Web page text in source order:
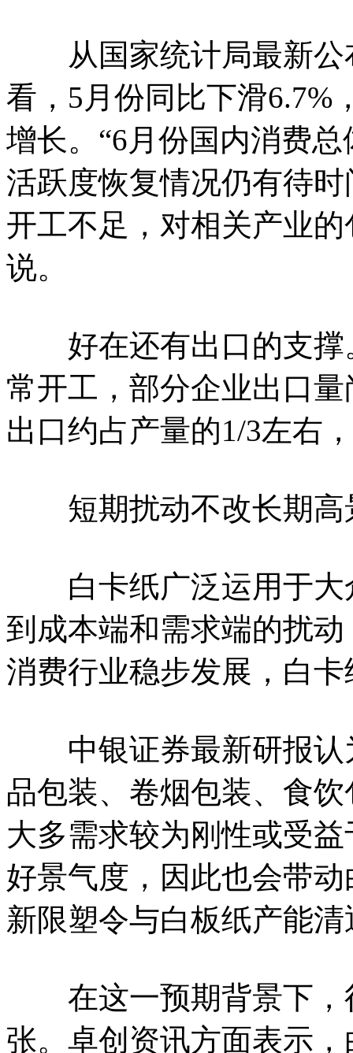
从国家统计局最新公
看，5月份同比下滑6.7%
增长。“6月份国内消费
活跃度恢复情况仍有待
开工不足，对相关产业
说。
好在还有出口的支撑
常开工，部分企业出口
出口约占产量的1/3左右
短期扰动不改长期高
白卡纸广泛运用于大
到成本端和需求端的扰
消费行业稳步发展，白
中银证券最新研报认
品包装、卷烟包装、食
大多需求较为刚性或受
好景气度，因此也会带
新限塑令与白板纸产能
在这一预期背景下，
张。卓创资讯方面表示